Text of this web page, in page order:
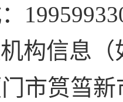
构信息（
市筼筜